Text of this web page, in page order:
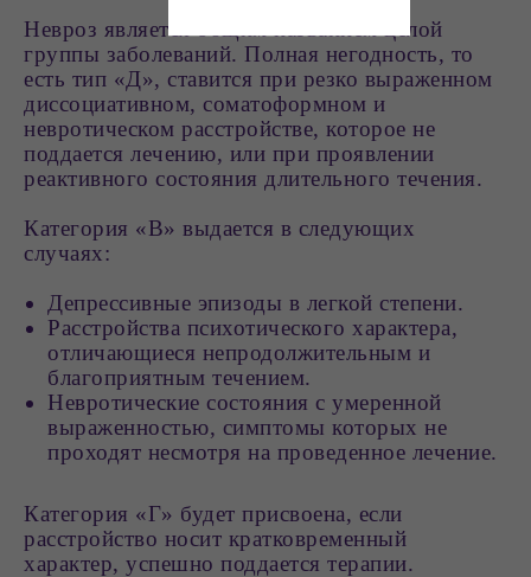
Невроз является общим названием целой
группы заболеваний. Полная негодность, то
есть тип «Д», ставится при резко выраженном
диссоциативном, соматоформном и
невротическом расстройстве, которое не
поддается лечению, или при проявлении
реактивного состояния длительного течения.
Категория «В» выдается в следующих
случаях:
Депрессивные эпизоды в легкой степени.
Расстройства психотического характера,
отличающиеся непродолжительным и
благоприятным течением.
Невротические состояния с умеренной
выраженностью, симптомы которых не
проходят несмотря на проведенное лечение.
Категория «Г» будет присвоена, если
расстройство носит кратковременный
характер, успешно поддается терапии.